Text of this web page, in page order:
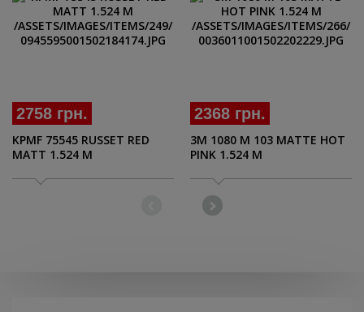
2758 грн.
KPMF 75545 RUSSET RED
MATT 1.524 M
2368 грн.
3M 1080 M 103 MATTE HOT
PINK 1.524 M